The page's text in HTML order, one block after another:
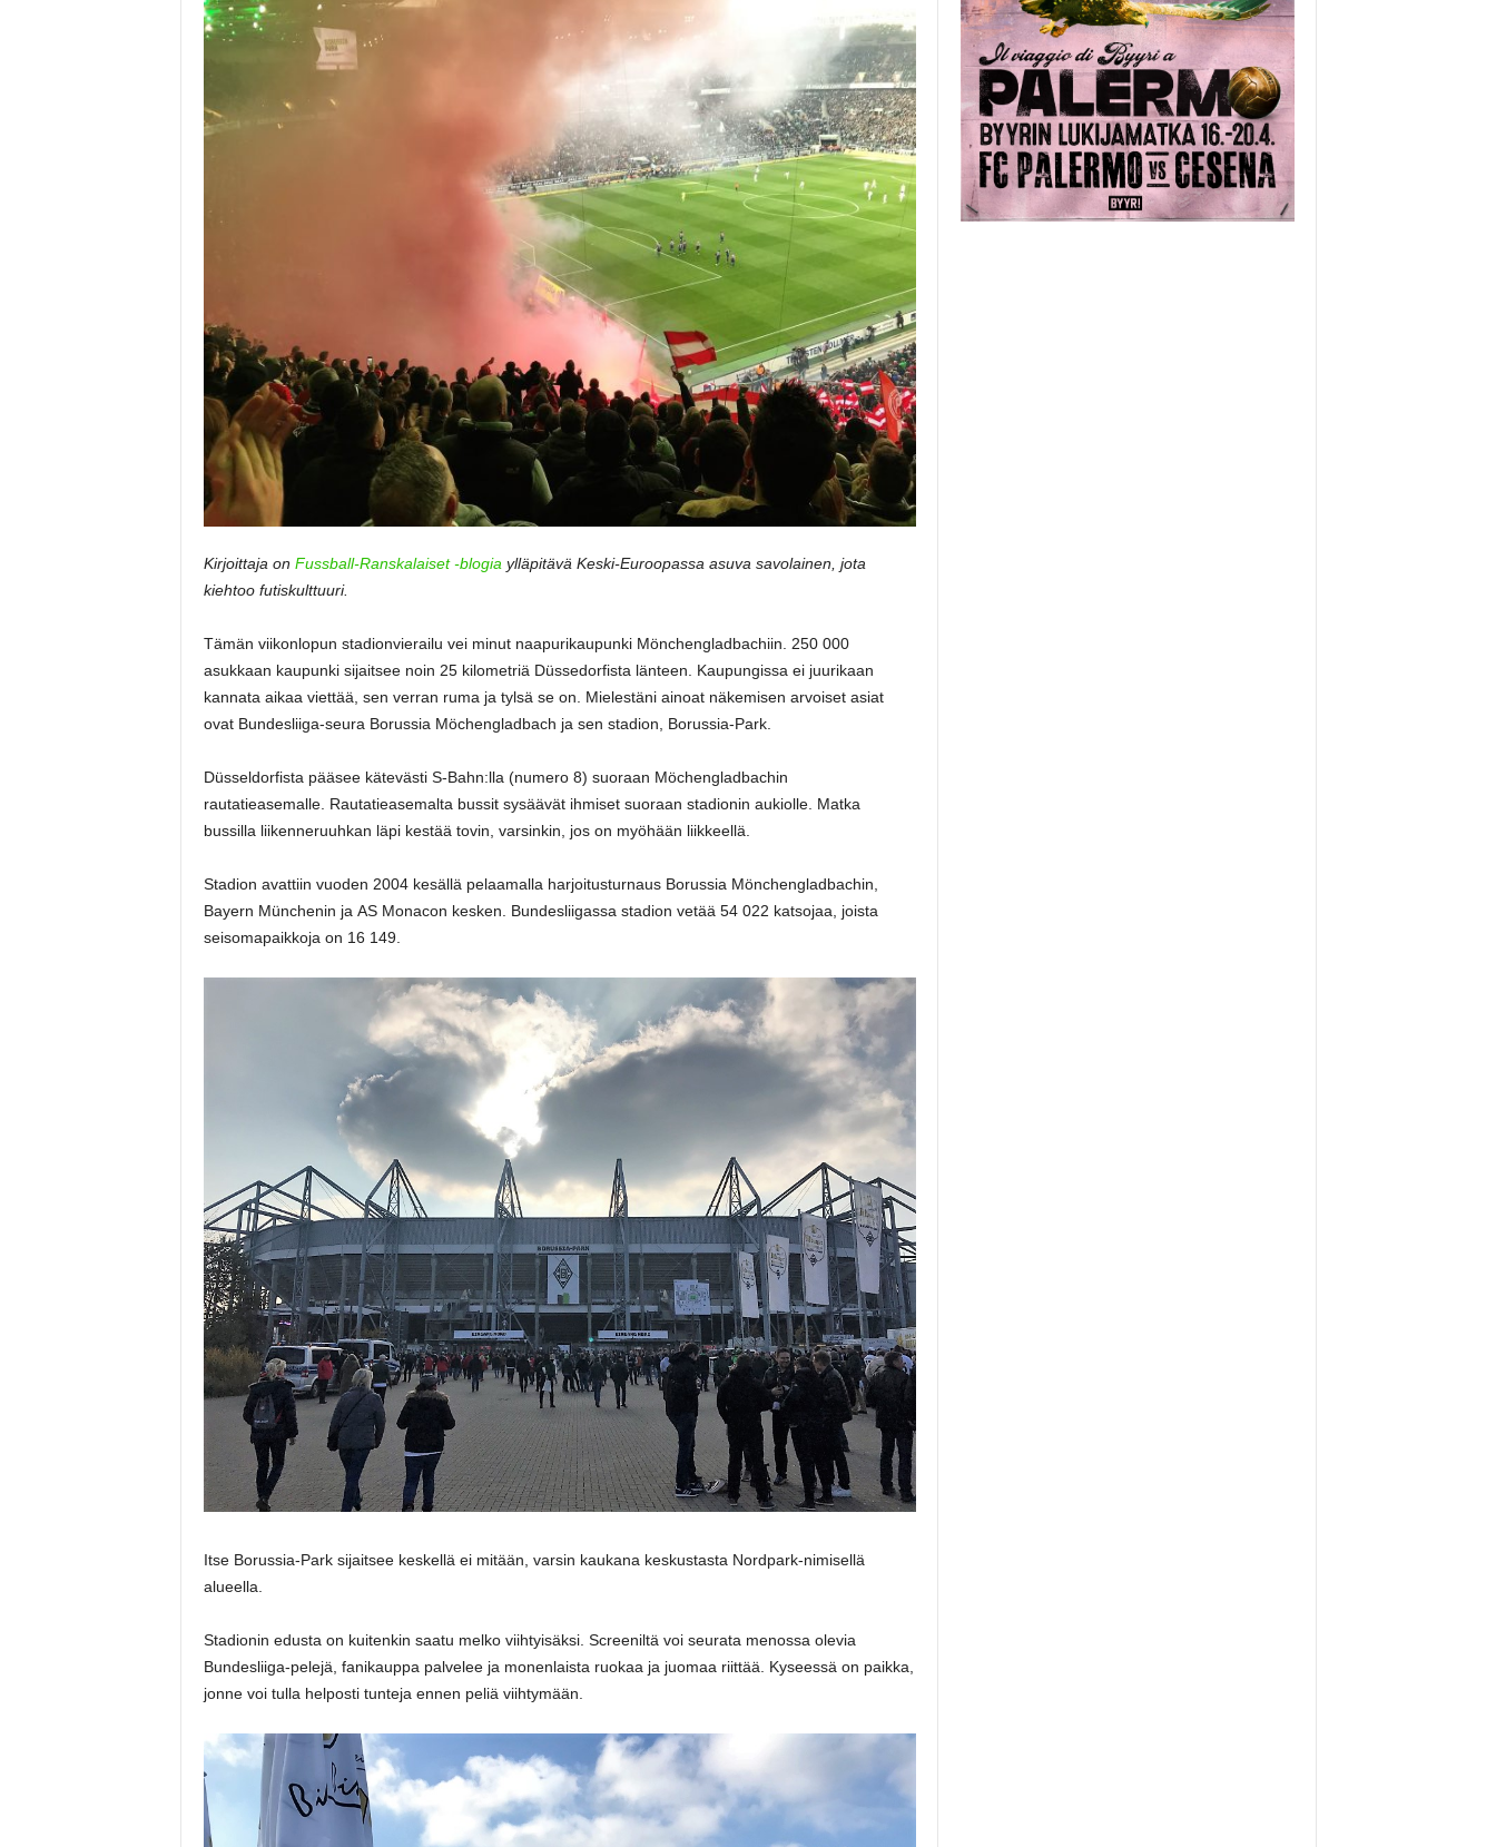
Kirjoittaja on Fussball-Ranskalaiset -blogia ylläpitävä Keski-Euroopassa asuva savolainen, jota
kiehtoo futiskulttuuri.
Tämän viikonlopun stadionvierailu vei minut naapurikaupunki Mönchengladbachiin. 250 000
asukkaan kaupunki sijaitsee noin 25 kilometriä Düssedorfista länteen. Kaupungissa ei juurikaan
kannata aikaa viettää, sen verran ruma ja tylsä se on. Mielestäni ainoat näkemisen arvoiset asiat
ovat Bundesliiga-seura Borussia Möchengladbach ja sen stadion, Borussia-Park.
Düsseldorfista pääsee kätevästi S-Bahn:lla (numero 8) suoraan Möchengladbachin
rautatieasemalle. Rautatieasemalta bussit sysäävät ihmiset suoraan stadionin aukiolle. Matka
bussilla liikenneruuhkan läpi kestää tovin, varsinkin, jos on myöhään liikkeellä.
Stadion avattiin vuoden 2004 kesällä pelaamalla harjoitusturnaus Borussia Mönchengladbachin,
Bayern Münchenin ja AS Monacon kesken. Bundesliigassa stadion vetää 54 022 katsojaa, joista
seisomapaikkoja on 16 149.
Itse Borussia-Park sijaitsee keskellä ei mitään, varsin kaukana keskustasta Nordpark-nimisellä
alueella.
Stadionin edusta on kuitenkin saatu melko viihtyisäksi. Screeniltä voi seurata menossa olevia
Bundesliiga-pelejä, fanikauppa palvelee ja monenlaista ruokaa ja juomaa riittää. Kyseessä on paikka,
jonne voi tulla helposti tunteja ennen peliä viihtymään.